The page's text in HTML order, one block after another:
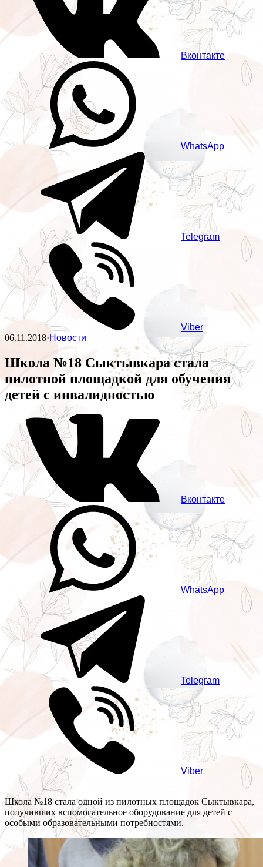
Вконтакте
WhatsApp
Telegram
Viber
06.11.2018·Новости
Школа №18 Сыктывкара стала
пилотной площадкой для обучения
детей с инвалидностью
Вконтакте
WhatsApp
Telegram
Viber
Школа №18 стала одной из пилотных площадок Сыктывкара,
получивших вспомогательное оборудование для детей с
особыми образовательными потребностями.